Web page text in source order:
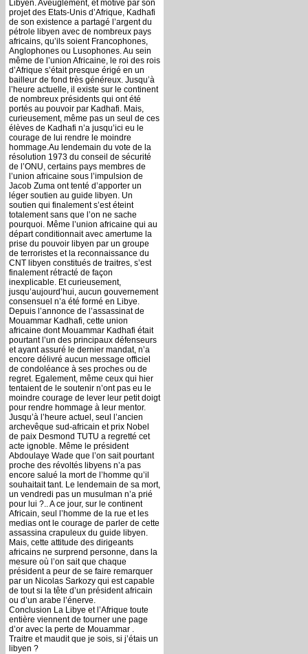
Libyen. Aveuglement, et motivé par son
projet des Etats-Unis d’Afrique, Kadhafi
de son existence a partagé l’argent du
pétrole libyen avec de nombreux pays
africains, qu’ils soient Francophones,
Anglophones ou Lusophones. Au sein
même de l’union Africaine, le roi des rois
d’Afrique s’était presque érigé en un
bailleur de fond très généreux. Jusqu’à
l’heure actuelle, il existe sur le continent
de nombreux présidents qui ont été
portés au pouvoir par Kadhafi. Mais,
curieusement, même pas un seul de ces
élèves de Kadhafi n’a jusqu’ici eu le
courage de lui rendre le moindre
hommage.Au lendemain du vote de la
résolution 1973 du conseil de sécurité
de l’ONU, certains pays membres de
l’union africaine sous l’impulsion de
Jacob Zuma ont tenté d’apporter un
léger soutien au guide libyen. Un
soutien qui finalement s’est éteint
totalement sans que l’on ne sache
pourquoi. Même l’union africaine qui au
départ conditionnait avec amertume la
prise du pouvoir libyen par un groupe
de terroristes et la reconnaissance du
CNT libyen constitués de traitres, s’est
finalement rétracté de façon
inexplicable. Et curieusement,
jusqu’aujourd’hui, aucun gouvernement
consensuel n’a été formé en Libye.
Depuis l’annonce de l’assassinat de
Mouammar Kadhafi, cette union
africaine dont Mouammar Kadhafi était
pourtant l’un des principaux défenseurs
et ayant assuré le dernier mandat, n’a
encore délivré aucun message officiel
de condoléance à ses proches ou de
regret. Egalement, même ceux qui hier
tentaient de le soutenir n’ont pas eu le
moindre courage de lever leur petit doigt
pour rendre hommage à leur mentor.
Jusqu’à l’heure actuel, seul l’ancien
archevêque sud-africain et prix Nobel
de paix Desmond TUTU a regretté cet
acte ignoble. Même le président
Abdoulaye Wade que l’on sait pourtant
proche des révoltés libyens n’a pas
encore salué la mort de l’homme qu’il
souhaitait tant. Le lendemain de sa mort,
un vendredi pas un musulman n’a prié
pour lui ?.. A ce jour, sur le continent
Africain, seul l’homme de la rue et les
medias ont le courage de parler de cette
assassina crapuleux du guide libyen.
Mais, cette attitude des dirigeants
africains ne surprend personne, dans la
mesure où l’on sait que chaque
président a peur de se faire remarquer
par un Nicolas Sarkozy qui est capable
de tout si la tête d’un président africain
ou d’un arabe l’énerve.
Conclusion La Libye et l’Afrique toute
entière viennent de tourner une page
d’or avec la perte de Mouammar .
Traitre et maudit que je sois, si j’étais un
libyen ?